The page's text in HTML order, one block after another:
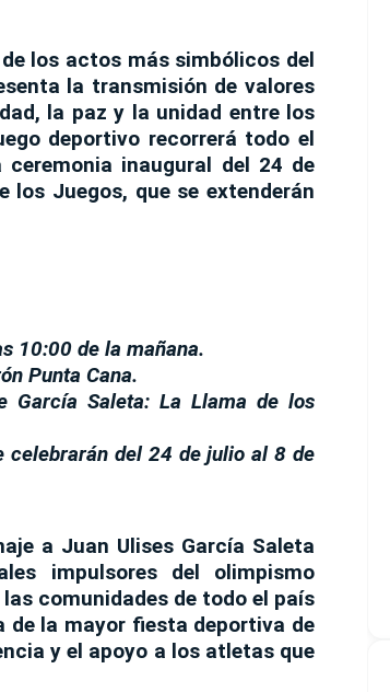
los actos más simbólicos del
la transmisión de valores
la paz y la unidad entre los
deportivo recorrerá todo el
inaugural del 24 de
los Juegos, que se extenderán
10:00 de la mañana.
Punta Cana.
García Saleta: La Llama de los
celebrarán del 24 de julio al 8 de
a Juan Ulises García Saleta
impulsores del olimpismo
comunidades de todo el país
la mayor fiesta deportiva de
y el apoyo a los atletas que